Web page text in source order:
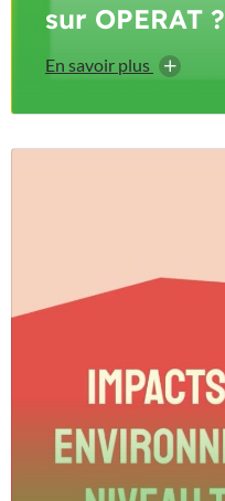
sur OPERAT ?
En savoir plus